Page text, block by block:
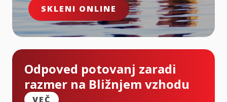
SKLENI ONLINE
Odpoved potovanj zaradi
razmer na Bližnjem vzhodu
VEČ